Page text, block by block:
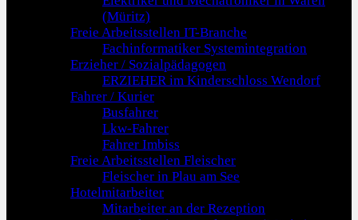
(Müritz)
Freie Arbeitsstellen IT-Branche
Fachinformatiker Systemintegration
Erzieher / Sozialpädagogen
ERZIEHER im Kinderschloss Wendorf
Fahrer / Kurier
Busfahrer
Lkw-Fahrer
Fahrer Imbiss
Freie Arbeitsstellen Fleischer
Fleischer in Plau am See
Hotelmitarbeiter
Mitarbeiter an der Rezeption